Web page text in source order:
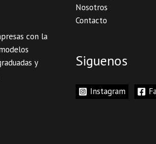
con la
y
Nosotros
Contacto
Siguenos
Instagram